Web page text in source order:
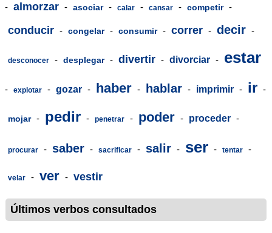
- almorzar - asociar - calar - cansar - competir -
conducir - congelar - consumir - correr - decir -
desconocer - desplegar - divertir - divorciar - estar
- explotar - gozar - haber - hablar - imprimir - ir -
mojar - pedir - penetrar - poder - proceder -
procurar - saber - sacrificar - salir - ser - tentar -
velar - ver - vestir
Últimos verbos consultados